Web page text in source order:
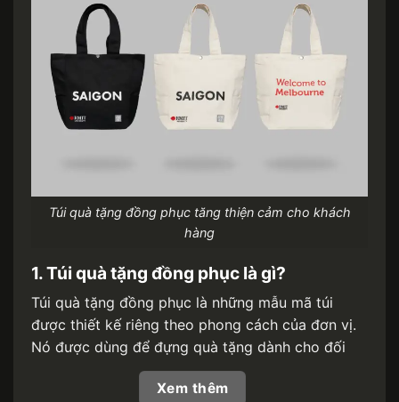
Túi quà tặng đồng phục tăng thiện cảm cho khách
hàng
1. Túi quà tặng đồng phục là gì?
Túi quà tặng đồng phục là những mẫu mã túi
được thiết kế riêng theo phong cách của đơn vị.
Nó được dùng để đựng quà tặng dành cho đối
tác, khách hàng trong những sự kiện đặc biệt như
workshop, hội thảo, lễ Tết,.. Bạn sẽ dễ dàng nhận
Xem thêm